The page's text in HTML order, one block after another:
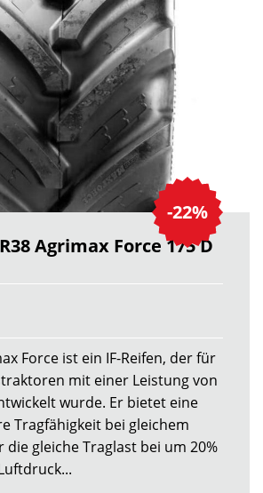
-22%
Agrimax Force 175 D
Force ist ein IF-Reifen, der für
mit einer Leistung von
wurde. Er bietet eine
Tragfähigkeit bei gleichem
gleiche Traglast bei um 20%